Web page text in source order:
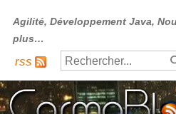
Agilité, Développement Java,
plus…
rss